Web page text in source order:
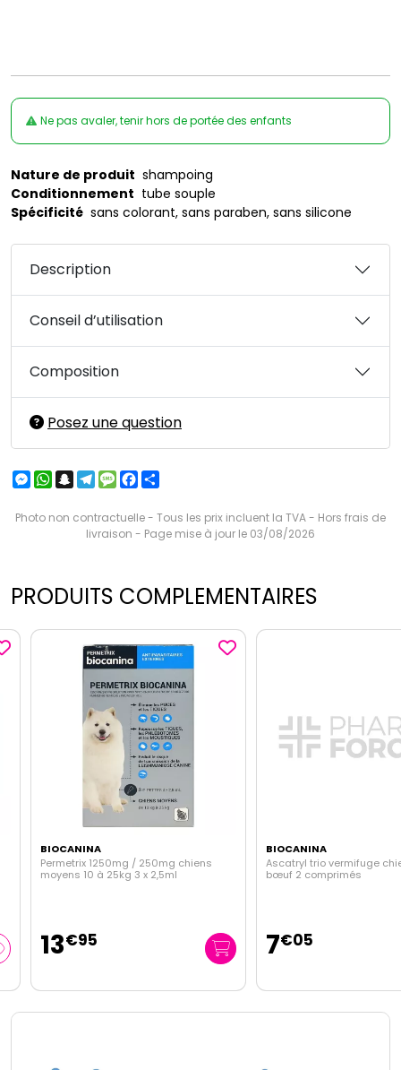
Ne pas avaler, tenir hors de portée des enfants
Nature de produit shampoing
Conditionnement tube souple
Spécificité sans colorant, sans paraben, sans silicone
Description
Conseil d’utilisation
Composition
Posez une question
Messenger
WhatsApp
Snapchat
Telegram
MessageFacebook
Photo non contractuelle - Tous les prix incluent la TVA - Hors frais de
livraison - Page mise à jour le 03/08/2026
PRODUITS COMPLEMENTAIRES
BIOCANINA
Permetrix 1250mg / 250mg chiens
moyens 10 à 25kg 3 x 2,5ml
13€95
BIOCANINA
Ascatryl trio vermifuge chien
bœuf 2 comprimés
€05